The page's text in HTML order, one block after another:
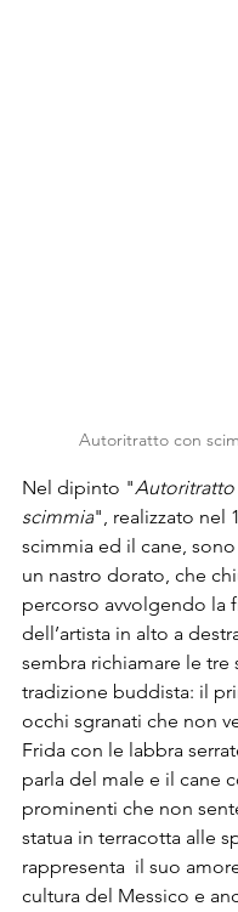
Autoritratto con
Nel dipinto "
scimmia", realizzato nel
scimmia ed il cane,
un nastro dorato, che
percorso avvolgendo la
dell’artista in alto a
sembra richiamare le tre
tradizione buddista: il
occhi sgranati che non
Frida con le labbra
parla del male e il cane
prominenti che non
statua in terracotta alle
rappresenta  il suo
cultura del Messico e